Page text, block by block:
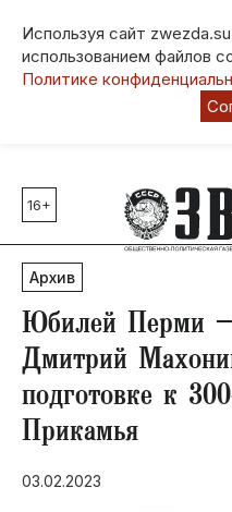
Используя сайт
использованием файлов
Политике
Главные темы
80 лет Победы
Молодежная столица РФ
СВО
Выборы в Пермском
Социальная поддержка
Инфраструктура
Благоустройство
16+
Архив
Юбилей Перми –
Дмитрий
подготовке к
Прикамья
03.02.2023